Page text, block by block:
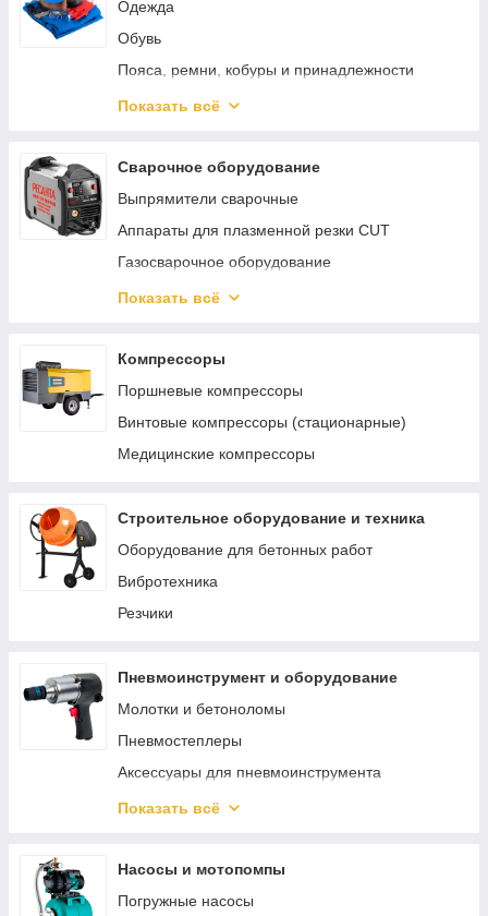
Одежда
Обувь
Пояса, ремни, кобуры и принадлежности
Защита органов зрения
Наколенники
Показать всё
Сварочное оборудование
Выпрямители сварочные
Аппараты для плазменной резки CUT
Газосварочное оборудование
Инверторные сварочные аппараты ММА
Аппараты аргонно-дуговой сварки TIG
Реостаты
Аппараты для сварки труб
Материалы и комплектующие для сварки и
Показать всё
Компрессоры
Поршневые компрессоры
Винтовые компрессоры (стационарные)
Медицинские компрессоры
Строительное оборудование и техника
Оборудование для бетонных работ
Вибротехника
Резчики
Пневмоинструмент и оборудование
Молотки и бетоноломы
Пневмостеплеры
Аксессуары для пневмоинструмента
Пневматический гайковерт
Пневмошлифмашины
Пневмокраскопульты
Показать всё
Насосы и мотопомпы
Погружные насосы